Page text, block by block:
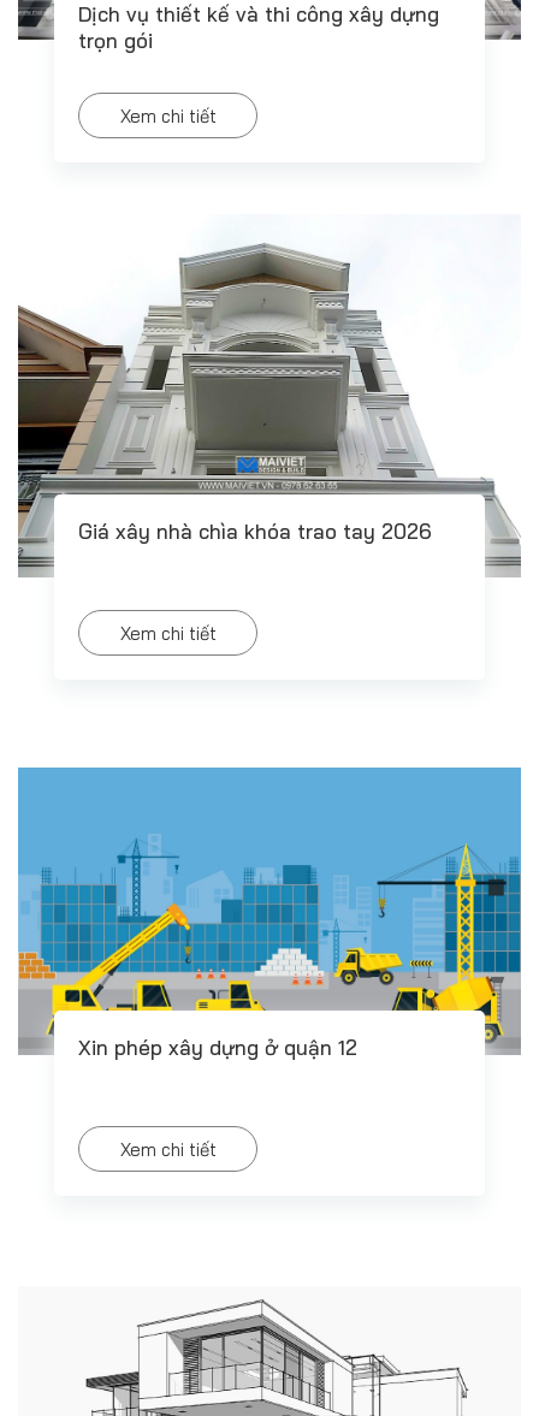
Dịch vụ thiết kế và thi công xây dựng
trọn gói
Xem chi tiết
Giá xây nhà chìa khóa trao tay 2026
Xem chi tiết
Xin phép xây dựng ở quận 12
Xem chi tiết